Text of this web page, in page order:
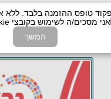
אני מסכים/ה לשימוש בקובצי Cookie הכרחיים
המשך